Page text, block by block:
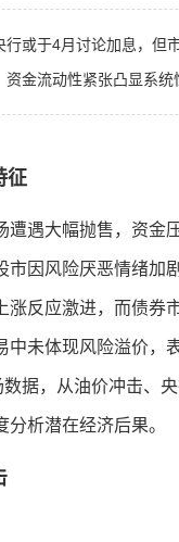
或于4月讨论加息，但
金流动性紧张凸显系统
征
遇大幅抛售，资金
因风险厌恶情绪加
涨反应激进，而债券
未体现风险溢价，
据，从油价冲击、
析潜在经济后果。